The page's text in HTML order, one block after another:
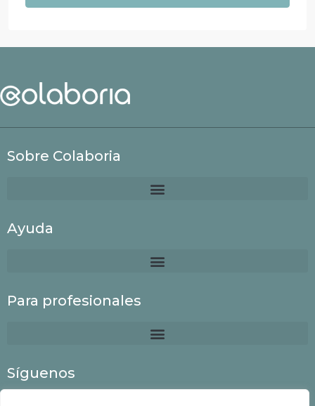
Sobre Colaboria
Ayuda
Para profesionales
Síguenos